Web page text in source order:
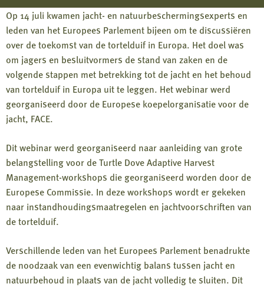
Op 14 juli kwamen jacht- en natuurbeschermingsexperts en
leden van het Europees Parlement bijeen om te discussiëren
over de toekomst van de tortelduif in Europa. Het doel was
om jagers en besluitvormers de stand van zaken en de
volgende stappen met betrekking tot de jacht en het behoud
van tortelduif in Europa uit te leggen. Het webinar werd
georganiseerd door de Europese koepelorganisatie voor de
jacht, FACE.
Dit webinar werd georganiseerd naar aanleiding van grote
belangstelling voor de Turtle Dove Adaptive Harvest
Management-workshops die georganiseerd worden door de
Europese Commissie. In deze workshops wordt er gekeken
naar instandhoudingsmaatregelen en jachtvoorschriften van
de tortelduif.
Verschillende leden van het Europees Parlement benadrukte
de noodzaak van een evenwichtig balans tussen jacht en
natuurbehoud in plaats van de jacht volledig te sluiten. Dit